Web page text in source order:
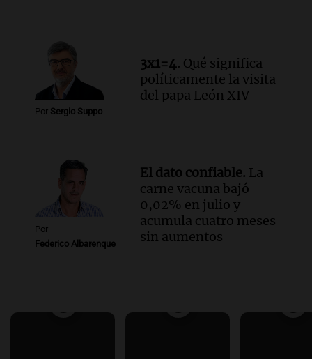
Por Sergio Suppo
3x1=4. Qué significa
políticamente la visita
del papa León XIV
Por
Federico Albarenque
El dato confiable. La
carne vacuna bajó
0,02% en julio y
acumula cuatro meses
sin aumentos